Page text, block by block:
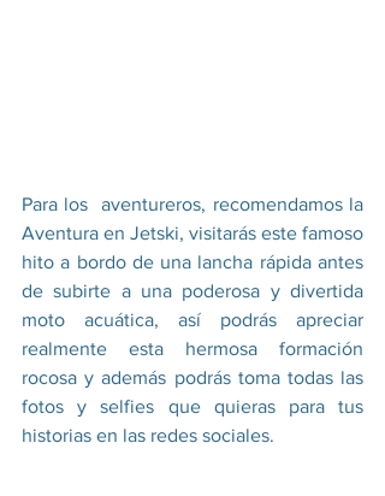
Para los  aventureros, recomendamos la
Aventura en Jetski, visitarás este famoso
hito a bordo de una lancha rápida antes
de subirte a una poderosa y divertida
moto acuática, así podrás apreciar
realmente esta hermosa formación
rocosa y además podrás toma todas las
fotos y selfies que quieras para tus
historias en las redes sociales.